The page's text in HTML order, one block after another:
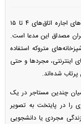
به گزارش رسانه‌ها، رشد چشمگیر آگهی‌ها و فایل‌های اجاره اتاق‌های ۴ تا ۱۵
مصداق این مدعا است.
متروکه استفاده
اینترنتی، مجرد‌ها و حتی
پرتاب شده‌اند.
چندین مستاجر در یک
را در پایتخت به تصویر
مجردی یا دانشجویی